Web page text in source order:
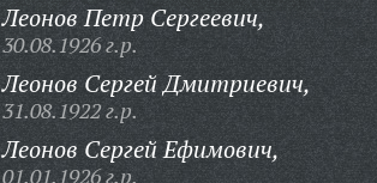
Леонов Петр Сергеевич,
30.08.1926 г.р.
Леонов Сергей Дмитриевич,
31.08.1922 г.р.
Леонов Сергей Ефимович,
01.01.1926 г.р.